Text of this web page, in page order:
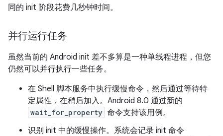
同的 init 阶段花费几秒钟时间。
并行运行任务
虽然当前的 Android init 差不多算是一种单线程进程，但您
仍然可以并行执行一些任务。
在 Shell 脚本服务中执行缓慢命令，然后通过等待特
定属性，在稍后加入。Android 8.0 通过新的
wait_for_property 命令支持该用例。
识别 init 中的缓慢操作。系统会记录 init 命令